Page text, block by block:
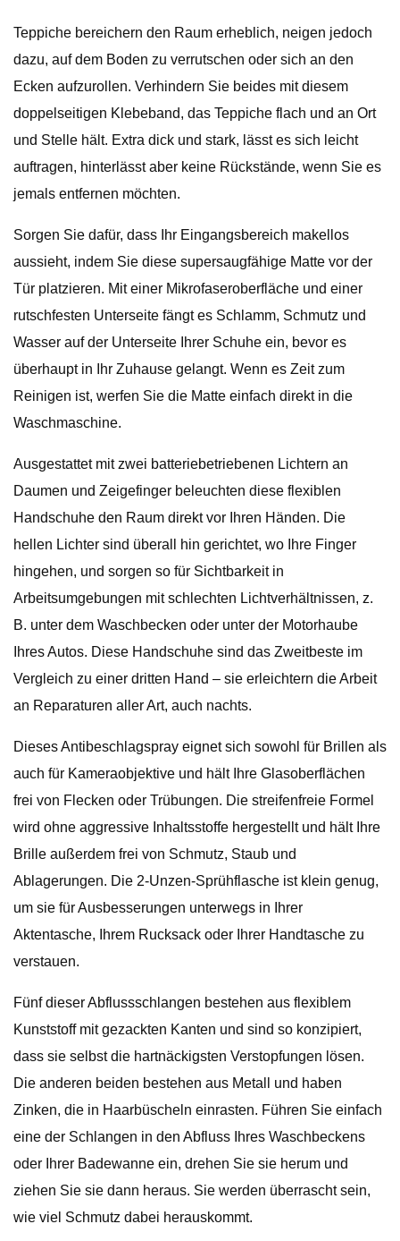
Teppiche bereichern den Raum erheblich, neigen jedoch
dazu, auf dem Boden zu verrutschen oder sich an den
Ecken aufzurollen. Verhindern Sie beides mit diesem
doppelseitigen Klebeband, das Teppiche flach und an Ort
und Stelle hält. Extra dick und stark, lässt es sich leicht
auftragen, hinterlässt aber keine Rückstände, wenn Sie es
jemals entfernen möchten.
Sorgen Sie dafür, dass Ihr Eingangsbereich makellos
aussieht, indem Sie diese supersaugfähige Matte vor der
Tür platzieren. Mit einer Mikrofaseroberfläche und einer
rutschfesten Unterseite fängt es Schlamm, Schmutz und
Wasser auf der Unterseite Ihrer Schuhe ein, bevor es
überhaupt in Ihr Zuhause gelangt. Wenn es Zeit zum
Reinigen ist, werfen Sie die Matte einfach direkt in die
Waschmaschine.
Ausgestattet mit zwei batteriebetriebenen Lichtern an
Daumen und Zeigefinger beleuchten diese flexiblen
Handschuhe den Raum direkt vor Ihren Händen. Die
hellen Lichter sind überall hin gerichtet, wo Ihre Finger
hingehen, und sorgen so für Sichtbarkeit in
Arbeitsumgebungen mit schlechten Lichtverhältnissen, z.
B. unter dem Waschbecken oder unter der Motorhaube
Ihres Autos. Diese Handschuhe sind das Zweitbeste im
Vergleich zu einer dritten Hand – sie erleichtern die Arbeit
an Reparaturen aller Art, auch nachts.
Dieses Antibeschlagspray eignet sich sowohl für Brillen als
auch für Kameraobjektive und hält Ihre Glasoberflächen
frei von Flecken oder Trübungen. Die streifenfreie Formel
wird ohne aggressive Inhaltsstoffe hergestellt und hält Ihre
Brille außerdem frei von Schmutz, Staub und
Ablagerungen. Die 2-Unzen-Sprühflasche ist klein genug,
um sie für Ausbesserungen unterwegs in Ihrer
Aktentasche, Ihrem Rucksack oder Ihrer Handtasche zu
verstauen.
Fünf dieser Abflussschlangen bestehen aus flexiblem
Kunststoff mit gezackten Kanten und sind so konzipiert,
dass sie selbst die hartnäckigsten Verstopfungen lösen.
Die anderen beiden bestehen aus Metall und haben
Zinken, die in Haarbüscheln einrasten. Führen Sie einfach
eine der Schlangen in den Abfluss Ihres Waschbeckens
oder Ihrer Badewanne ein, drehen Sie sie herum und
ziehen Sie sie dann heraus. Sie werden überrascht sein,
wie viel Schmutz dabei herauskommt.